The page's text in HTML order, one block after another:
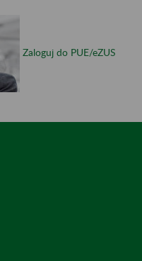
Zaloguj do PUE/eZUS